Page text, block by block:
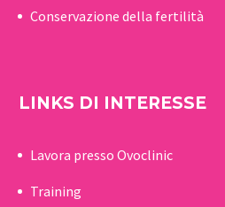
Conservazione della fertilità
LINKS DI INTERESSE
Lavora presso Ovoclinic
Training